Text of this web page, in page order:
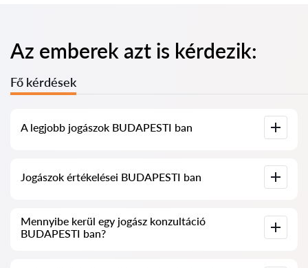
Az emberek azt is kérdezik:
Fő kérdések
A legjobb jogászok BUDAPESTI ban
teljes információval. Árak, értékelések, telefonszám és cím.
Jogászok értékelései BUDAPESTI ban
jogászokról, nem töröljük a negatív véleményeket, és nincs
lehetőség manipulálni azokat.
Mennyibe kerül egy jogász konzultáció
BUDAPESTI ban?